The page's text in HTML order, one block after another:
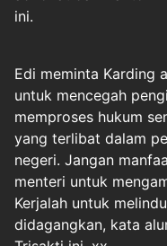
ini.
Edi meminta Karding
untuk mencegah
memproses hukum
yang terlibat dalam
negeri. Jangan
menteri untuk
Kerjalah untuk
didagangkan, kata